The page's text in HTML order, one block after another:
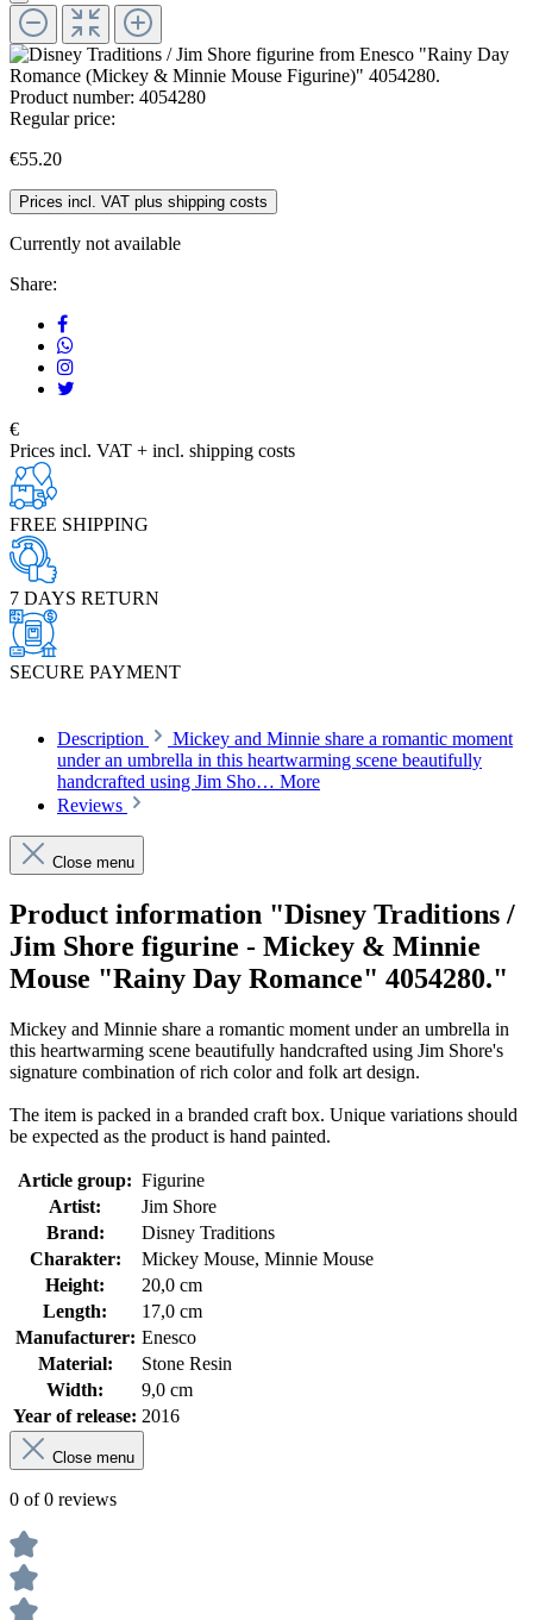
Product number: 4054280
Regular price:
€55.20
Prices incl. VAT plus shipping costs
Currently not available
Share:
€
Prices incl. VAT + incl. shipping costs
FREE SHIPPING
7 DAYS RETURN
SECURE PAYMENT
Description
Mickey and Minnie share a romantic moment
under an umbrella in this heartwarming scene beautifully
handcrafted using Jim Sho… More
Reviews
Close menu
Product information "Disney Traditions /
Jim Shore figurine - Mickey & Minnie
Mouse "Rainy Day Romance" 4054280."
Mickey and Minnie share a romantic moment under an umbrella in
this heartwarming scene beautifully handcrafted using Jim Shore's
signature combination of rich color and folk art design.
The item is packed in a branded craft box. Unique variations should
be expected as the product is hand painted.
Article group: Figurine
Artist:
Jim Shore
Brand:
Disney Traditions
Charakter:
Mickey Mouse, Minnie Mouse
Height:
20,0 cm
Length:
17,0 cm
Manufacturer: Enesco
Material:
Stone Resin
Width:
9,0 cm
Year of release: 2016
Close menu
0 of 0 reviews